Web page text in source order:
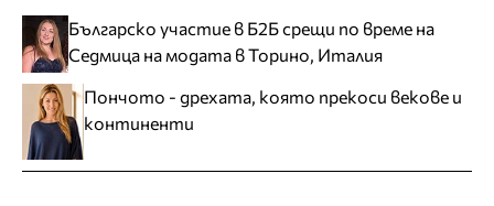
Българско участие в Б2Б срещи по време на
Седмица на модата в Торино, Италия
Пончото - дрехата, която прекоси векове и
континенти